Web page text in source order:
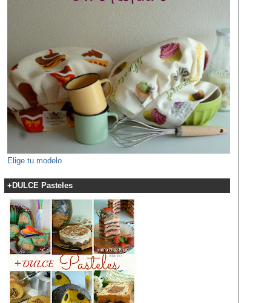
Elige tu modelo
+DULCE Pasteles